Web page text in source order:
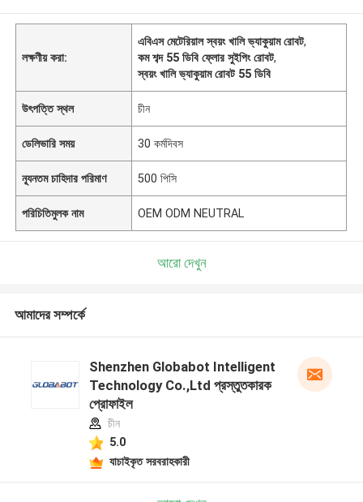
লক্ষণীয় করা:
এবিএস মেটেরিয়াল স্বয়ং খালি ভ্যাকুয়াম রোবট,
কম শব্দ 55 ডিবি ফ্লোর সুইপিং রোবট,
স্বয়ং খালি ভ্যাকুয়াম রোবট 55 ডিবি
উৎপত্তি স্থল চীন
ডেলিভারি সময় 30 কর্মদিবস
ন্যূনতম চাহিদার পরিমাণ 500 পিসি
পরিচিতিমুলক নাম OEM ODM NEUTRAL
আরো দেখুন
আমাদের সম্পর্কে
Shenzhen Globabot Intelligent
Technology Co.,Ltd প্রস্তুতকারক
প্রোফাইল
চীন
5.0
যাচাইকৃত সরবরাহকারী